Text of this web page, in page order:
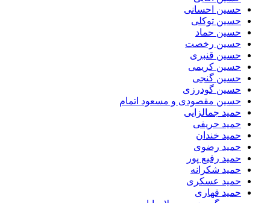
حسین احسانی
حسین توکلی
حسین حماد
حسین رخصت
حسین قنبری
حسین کریمی
حسین گنجی
حسین گودرزی
حسین مقصودی و مسعود اتمام
حمید جمالزایی
حمید حریفی
حمید خندان
حمید رضوی
حمید رفیع پور
حمید شکرانه
حمید عسکری
حمید قهاری